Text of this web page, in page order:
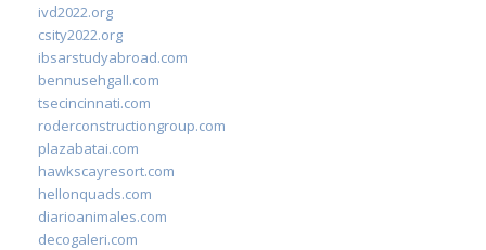
ivd2022.org
csity2022.org
ibsarstudyabroad.com
bennusehgall.com
tsecincinnati.com
roderconstructiongroup.com
plazabatai.com
hawkscayresort.com
hellonquads.com
diarioanimales.com
decogaleri.com